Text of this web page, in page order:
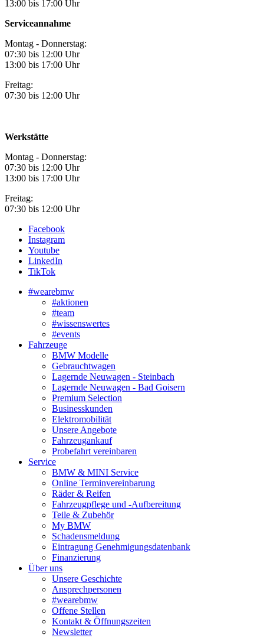
13:00 bis 17:00 Uhr
Serviceannahme
Montag - Donnerstag:
07:30 bis 12:00 Uhr
13:00 bis 17:00 Uhr
Freitag:
07:30 bis 12:00 Uhr
Werkstätte
Montag - Donnerstag:
07:30 bis 12:00 Uhr
13:00 bis 17:00 Uhr
Freitag:
07:30 bis 12:00 Uhr
Facebook
Instagram
Youtube
LinkedIn
TikTok
#wearebmw
#aktionen
#team
#wissenswertes
#events
Fahrzeuge
BMW Modelle
Gebrauchtwagen
Lagernde Neuwagen - Steinbach
Lagernde Neuwagen - Bad Goisern
Premium Selection
Businesskunden
Elektromobilität
Unsere Angebote
Fahrzeugankauf
Probefahrt vereinbaren
Service
BMW & MINI Service
Online Terminvereinbarung
Räder & Reifen
Fahrzeugpflege und -Aufbereitung
Teile & Zubehör
My BMW
Schadensmeldung
Eintragung Genehmigungsdatenbank
Finanzierung
Über uns
Unsere Geschichte
Ansprechpersonen
#wearebmw
Offene Stellen
Kontakt & Öffnungszeiten
Newsletter